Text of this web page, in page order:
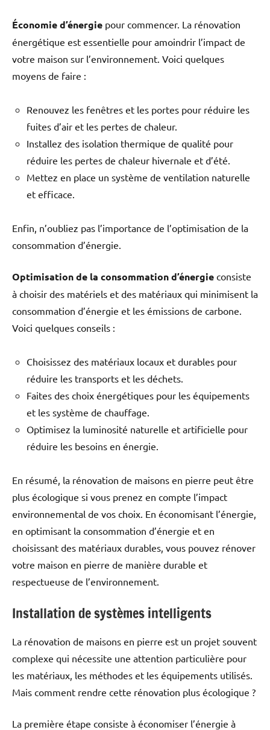
Économie d’énergie pour commencer. La rénovation
énergétique est essentielle pour amoindrir l’impact de
votre maison sur l’environnement. Voici quelques
moyens de faire :
Renouvez les fenêtres et les portes pour réduire les
fuites d’air et les pertes de chaleur.
Installez des isolation thermique de qualité pour
réduire les pertes de chaleur hivernale et d’été.
Mettez en place un système de ventilation naturelle
et efficace.
Enfin, n’oubliez pas l’importance de l’optimisation de la
consommation d’énergie.
Optimisation de la consommation d’énergie consiste
à choisir des matériels et des matériaux qui minimisent la
consommation d’énergie et les émissions de carbone.
Voici quelques conseils :
Choisissez des matériaux locaux et durables pour
réduire les transports et les déchets.
Faites des choix énergétiques pour les équipements
et les système de chauffage.
Optimisez la luminosité naturelle et artificielle pour
réduire les besoins en énergie.
En résumé, la rénovation de maisons en pierre peut être
plus écologique si vous prenez en compte l’impact
environnemental de vos choix. En économisant l’énergie,
en optimisant la consommation d’énergie et en
choisissant des matériaux durables, vous pouvez rénover
votre maison en pierre de manière durable et
respectueuse de l’environnement.
Installation de systèmes intelligents
La rénovation de maisons en pierre est un projet souvent
complexe qui nécessite une attention particulière pour
les matériaux, les méthodes et les équipements utilisés.
Mais comment rendre cette rénovation plus écologique ?
La première étape consiste à économiser l’énergie à